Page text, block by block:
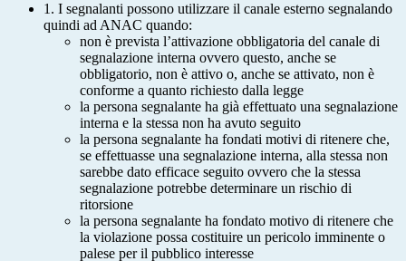
1. I segnalanti possono utilizzare il canale esterno segnalando
quindi ad ANAC quando:
non è prevista l’attivazione obbligatoria del canale di
segnalazione interna ovvero questo, anche se
obbligatorio, non è attivo o, anche se attivato, non è
conforme a quanto richiesto dalla legge
la persona segnalante ha già effettuato una segnalazione
interna e la stessa non ha avuto seguito
la persona segnalante ha fondati motivi di ritenere che,
se effettuasse una segnalazione interna, alla stessa non
sarebbe dato efficace seguito ovvero che la stessa
segnalazione potrebbe determinare un rischio di
ritorsione
la persona segnalante ha fondato motivo di ritenere che
la violazione possa costituire un pericolo imminente o
palese per il pubblico interesse